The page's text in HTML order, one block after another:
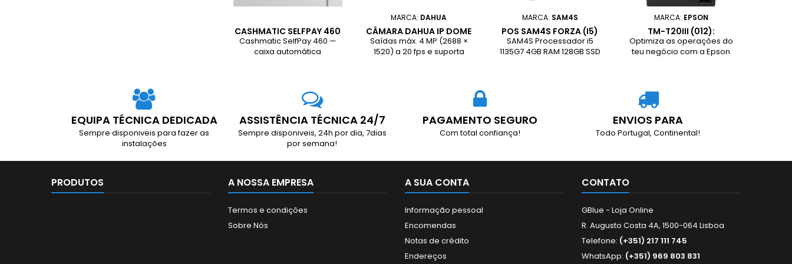
CASHMATIC SELFPAY 460
Cashmatic SelfPay 460 —
caixa automática
de moedas e notas,
deteção automática de
dinheiro falso e retorno de
troco — ideal para pontos
de venda movimentados.
MARCA: DAHUA
CÂMARA DAHUA IP DOME
4MP WIZSENSE 2.8MM
IP67 IR30M
Saídas máx. 4 MP (2688 ×
1520) a 20 fps e suporta
integrado e máx. a
distância de iluminação é
MARCA: SAM4S
POS SAM4S FORZA (I5)
SAM4S Processador i5
1135G7 4GB RAM 128GB SSD
MARCA: EPSON
TM-T20III (012):
ETHERNET, PS, BLK, EU
Optimiza as operações do
teu negócio com a Epson
escolha ideal para
impressão de recibos de
alta qualidade.
EQUIPA TÉCNICA DEDICADA
Sempre disponiveis para fazer as
instalações
ASSISTÊNCIA TÉCNICA 24/7
Sempre disponiveis, 24h por dia, 7dias
por semana!
PAGAMENTO SEGURO
Com total confiança!
ENVIOS PARA
Todo Portugal, Continental!
PRODUTOS A NOSSA EMPRESA
Termos e condições
Sobre Nós
A SUA CONTA
Informação pessoal
Encomendas
Notas de crédito
Endereços
CONTATO
GBlue - Loja Online
R. Augusto Costa 4A, 1500-064 Lisboa
Telefone: (+351) 217 111 745
WhatsApp: (+351) 969 803 831